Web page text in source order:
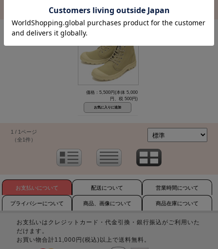
価格：5,500円(本体 5,000
円、税 500円)
1 / 1ページ
（全1件）
お支払いについて 配送について 営業時間について
プライバシーについて 商品、画像について 商品在庫について
お支払いはクレジットカード・代金引換・銀行振込がご利用いた
だけます。
お買い物合計11,000円(税込)以上で送料無料。